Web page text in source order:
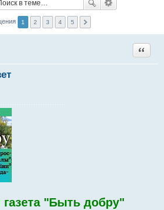
1 2 3 4 5
Цитата
"Быть добру"